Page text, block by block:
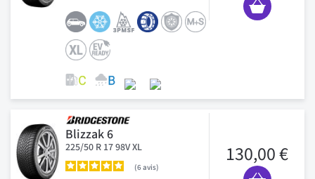
Blizzak 6
225/50 R 17 98V XL
6avis
130,00 €